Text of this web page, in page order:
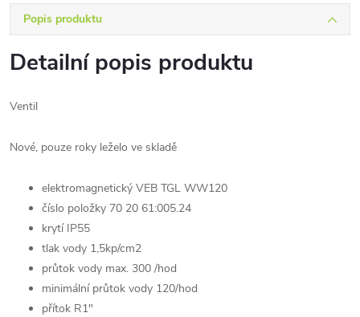
Popis produktu
Detailní popis produktu
Ventil
Nové, pouze roky leželo ve skladě
elektromagnetický VEB TGL WW120
číslo položky 70 20 61:005.24
krytí IP55
tlak vody 1,5kp/cm2
průtok vody max. 300 /hod
minimální průtok vody 120/hod
přítok R1"